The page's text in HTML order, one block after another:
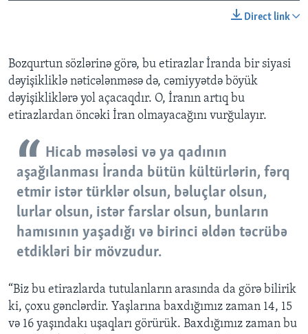
Direct link
Bozqurtun sözlərinə görə, bu etirazlar İranda bir siyasi
dəyişikliklə nəticələnməsə də, cəmiyyətdə böyük
dəyişikliklərə yol açacaqdır. O, İranın artıq bu
etirazlardan öncəki İran olmayacağını vurğulayır.
Hicab məsələsi və ya qadının
aşağılanması İranda bütün kültürlərin, fərq
etmir istər türklər olsun, bəluçlar olsun,
lurlar olsun, istər farslar olsun, bunların
hamısının yaşadığı və birinci əldən təcrübə
etdikləri bir mövzudur.
“Biz bu etirazlarda tutulanların arasında da görə bilirik
ki, çoxu gənclərdir. Yaşlarına baxdığımız zaman 14, 15
və 16 yaşındakı uşaqları görürük. Baxdığımız zaman bu